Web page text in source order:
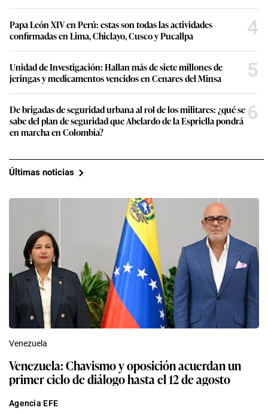
Papa León XIV en Perú: estas son todas las actividades
confirmadas en Lima, Chiclayo, Cusco y Pucallpa
4
Unidad de Investigación: Hallan más de siete millones de
jeringas y medicamentos vencidos en Cenares del Minsa
5
De brigadas de seguridad urbana al rol de los militares: ¿qué se
sabe del plan de seguridad que Abelardo de la Espriella pondrá
en marcha en Colombia?
6
Últimas noticias
Venezuela
Venezuela: Chavismo y oposición acuerdan un
primer ciclo de diálogo hasta el 12 de agosto
Agencia EFE